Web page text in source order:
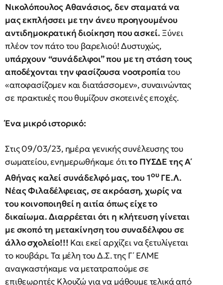
Νικολόπουλος Αθανάσιος, δεν σταματά να
μας εκπλήσσει με την άνευ προηγουμένου
αντιδημοκρατική διοίκηση που ασκεί. Ξύνει
πλέον τον πάτο του βαρελιού! Δυστυχώς,
υπάρχουν “συνάδελφοι” που με τη στάση τους
αποδέχονται την φασίζουσα νοοτροπίατου
«αποφασίζομεν και διατάσσομεν», συναινώντας
σε πρακτικές που θυμίζουν σκοτεινές εποχές.
Ένα μικρό ιστορικό:
Στις 09/03/23, ημέρα γενικής συνέλευσης του
σωματείου, ενημερωθήκαμε ότιτο ΠΥΣΔΕ της Α΄
Αθήνας καλεί συνάδελφό μας, του 1ουΓΕ.Λ.
Νέας Φιλαδέλφειας, σε ακρόαση, χωρίς να
του κοινοποιηθεί η αιτία όπως είχε το
δικαίωμα. Διαρρέεται ότι η κλήτευση γίνεται
με σκοπό τη μετακίνηση του συναδέλφου σε
άλλο σχολείο!!! Και εκεί αρχίζει να ξετυλίγεται
το κουβάρι. Τα μέλη του Δ.Σ. της Γ΄ ΕΛΜΕ
αναγκαστήκαμε να μετατραπούμε σε
επιθεωρητές Κλουζώ για να μάθουμε τελικά από